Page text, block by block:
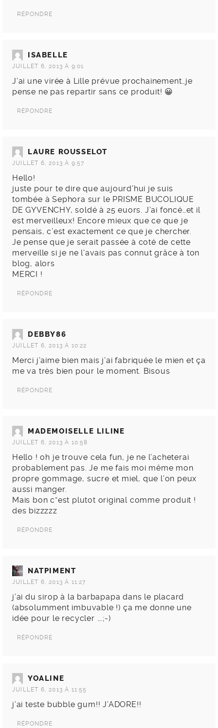
RÉPONDRE
ISABELLE
JUILLET 6, 2013 À 9:01
J’ai une virée à Lille prévue prochainement…je
pense ne pas repartir sans ce produit! 😀
RÉPONDRE
LAURE ROUSSELOT
JUILLET 6, 2013 À 9:57
Hello!
juste pour te dire que aujourd’hui je suis
tombée à Sephora sur le PRISME BUCOLIQUE
DE GYVENCHY, soldé à 25 euors. J’ai foncé…et il
est merveilleux! Encore mieux que ce que je
pensais, c’est exactement ce que je chercher.
Je pense que je serait passée à coté de cette
merveille si je ne l’avais pas connut grâce à ton
blog, alors
MERCI !
RÉPONDRE
DEBBY86
JUILLET 6, 2013 À 10:22
Merci j’aime bien mais j’ai fabriquée le mien et ça
me va très bien pour le moment. Bisous
RÉPONDRE
MADEMOISELLE LILINE
JUILLET 6, 2013 À 10:58
Hello ! oh je trouve cela fun, je ne l’acheterai
probablement pas. Je me fais moi même mon
propre gommage, sucre et miel, que l’on peux
aussi manger.
Mais bon c”est plutot original comme produit !
des bizzzzz
RÉPONDRE
NATPIMENT
JUILLET 6, 2013 À 11:27
j’ai du sirop à la barbapapa dans le placard
(absolumment imbuvable !) ça me donne une
idée pour le recycler ….;-)
RÉPONDRE
YOALINE
JUILLET 6, 2013 À 11:55
j’ai teste bubble gum!! J’ADORE!!
RÉPONDRE